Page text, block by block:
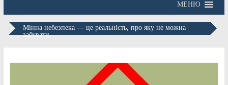
МЕНЮ
Мінна небезпека — це реальність, про яку не можна
забувати.